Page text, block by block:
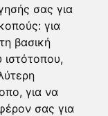
σας για
για
βασική
ιστότοπου,
, για να
σας για
ευρώ για